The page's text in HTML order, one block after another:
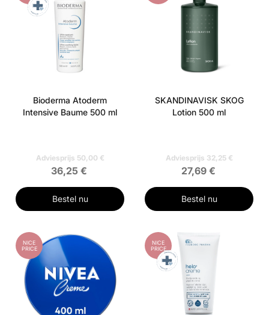
Bioderma Atoderm
Intensive Baume 500 ml
Adviesprijs 50,00 €
36,25 €
Bestel nu
SKANDINAVISK SKOG
Lotion 500 ml
Adviesprijs 32,25 €
27,69 €
Bestel nu
NICE
PRICE
NICE
PRICE